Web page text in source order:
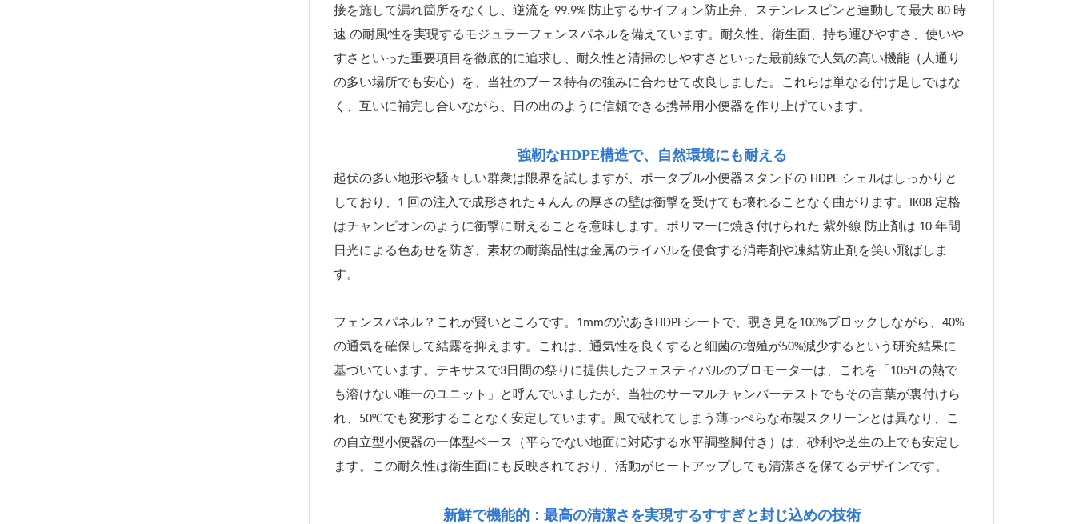
接を施して漏れ箇所をなくし、逆流を 99.9% 防止するサイフォン防止弁、ステンレスピンと連動して最大 80 時
速 の耐風性を実現するモジュラーフェンスパネルを備えています。耐久性、衛生面、持ち運びやすさ、使いや
すさといった重要項目を徹底的に追求し、耐久性と清掃のしやすさといった最前線で人気の高い機能（人通り
の多い場所でも安心）を、当社のブース特有の強みに合わせて改良しました。これらは単なる付け足しではな
く、互いに補完し合いながら、日の出のように信頼できる携帯用小便器を作り上げています。
強靭なHDPE構造で、自然環境にも耐える
起伏の多い地形や騒々しい群衆は限界を試しますが、ポータブル小便器スタンドの HDPE シェルはしっかりと
しており、1 回の注入で成形された 4 んん の厚さの壁は衝撃を受けても壊れることなく曲がります。IK08 定格
はチャンピオンのように衝撃に耐えることを意味します。ポリマーに焼き付けられた 紫外線 防止剤は 10 年間
日光による色あせを防ぎ、素材の耐薬品性は金属のライバルを侵食する消毒剤や凍結防止剤を笑い飛ばしま
す。
フェンスパネル？これが賢いところです。1mmの穴あきHDPEシートで、覗き見を100%ブロックしながら、40%
の通気を確保して結露を抑えます。これは、通気性を良くすると細菌の増殖が50%減少するという研究結果に
基づいています。テキサスで3日間の祭りに提供したフェスティバルのプロモーターは、これを「105°Fの熱で
も溶けない唯一のユニット」と呼んでいましたが、当社のサーマルチャンバーテストでもその言葉が裏付けら
れ、50°Cでも変形することなく安定しています。風で破れてしまう薄っぺらな布製スクリーンとは異なり、こ
の自立型小便器の一体型ベース（平らでない地面に対応する水平調整脚付き）は、砂利や芝生の上でも安定し
ます。この耐久性は衛生面にも反映されており、活動がヒートアップしても清潔さを保てるデザインです。
新鮮で機能的：最高の清潔さを実現するすすぎと封じ込めの技術